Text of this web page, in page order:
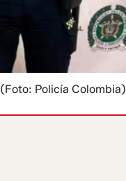
(Foto: Policía Colombia)